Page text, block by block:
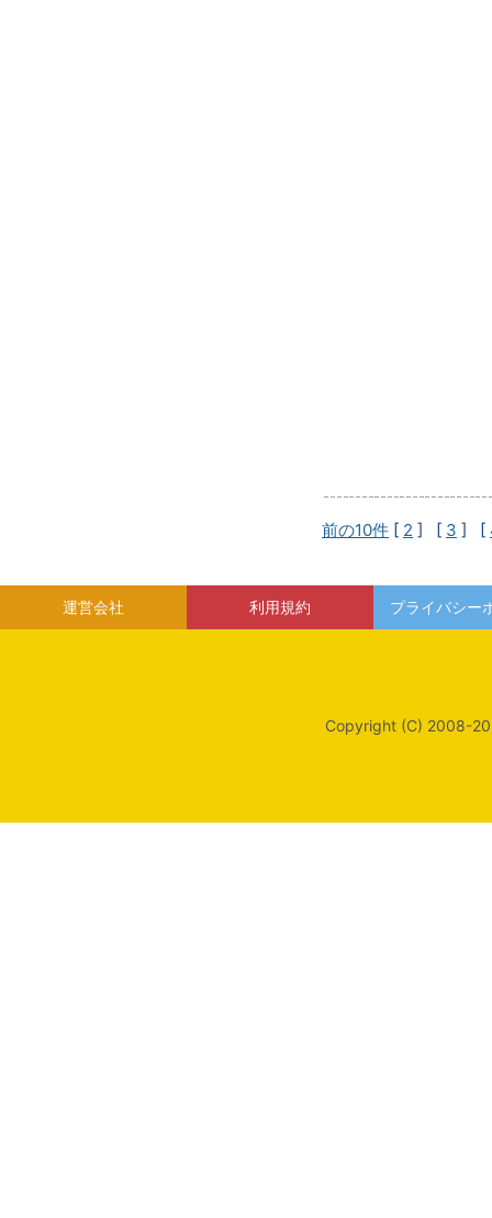
前の10件 [ 2 ] [ 3 ] [
運営会社 利用規約 プライバシー
Copyright (C) 2008-